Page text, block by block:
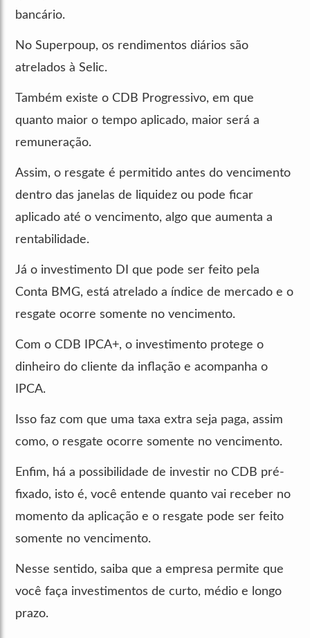
bancário.
No Superpoup, os rendimentos diários são
atrelados à Selic.
Também existe o CDB Progressivo, em que
quanto maior o tempo aplicado, maior será a
remuneração.
Assim, o resgate é permitido antes do vencimento
dentro das janelas de liquidez ou pode ficar
aplicado até o vencimento, algo que aumenta a
rentabilidade.
Já o investimento DI que pode ser feito pela
Conta BMG, está atrelado a índice de mercado e o
resgate ocorre somente no vencimento.
Com o CDB IPCA+, o investimento protege o
dinheiro do cliente da inflação e acompanha o
IPCA.
Isso faz com que uma taxa extra seja paga, assim
como, o resgate ocorre somente no vencimento.
Enfim, há a possibilidade de investir no CDB pré-
fixado, isto é, você entende quanto vai receber no
momento da aplicação e o resgate pode ser feito
somente no vencimento.
Nesse sentido, saiba que a empresa permite que
você faça investimentos de curto, médio e longo
prazo.